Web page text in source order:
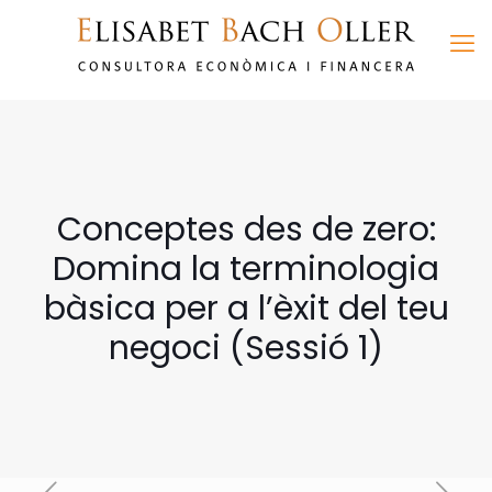
Conceptes des de zero:
Domina la terminologia
bàsica per a l’èxit del teu
negoci (Sessió 1)